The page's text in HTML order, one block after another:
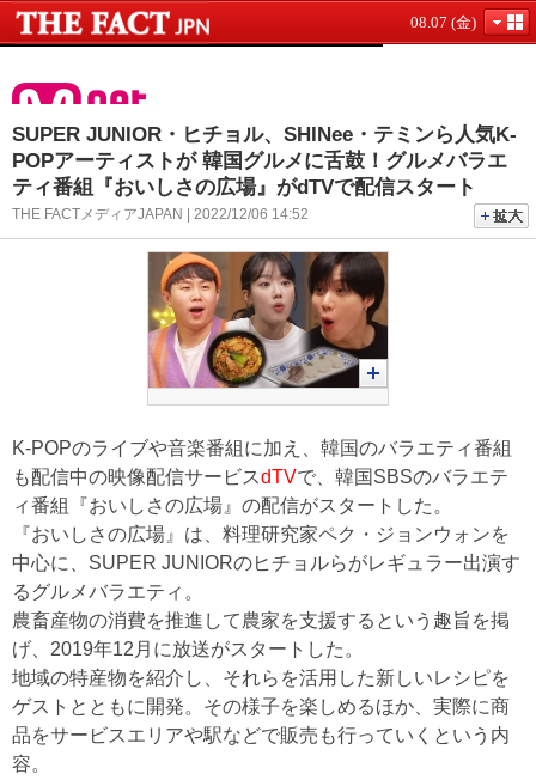
08.07 (金)
SUPER JUNIOR・ヒチョル、SHINee・テミンら人気K-
POPアーティストが 韓国グルメに舌鼓！グルメバラエ
ティ番組『おいしさの広場』がdTVで配信スタート
THE FACTメディアJAPAN | 2022/12/06 14:52
K-POPのライブや音楽番組に加え、韓国のバラエティ番組
も配信中の映像配信サービスdTVで、韓国SBSのバラエテ
ィ番組『おいしさの広場』の配信がスタートした。
『おいしさの広場』は、料理研究家ペク・ジョンウォンを
中心に、SUPER JUNIORのヒチョルらがレギュラー出演す
るグルメバラエティ。
農畜産物の消費を推進して農家を支援するという趣旨を掲
げ、2019年12月に放送がスタートした。
地域の特産物を紹介し、それらを活用した新しいレシピを
ゲストとともに開発。その様子を楽しめるほか、実際に商
品をサービスエリアや駅などで販売も行っていくという内
容。